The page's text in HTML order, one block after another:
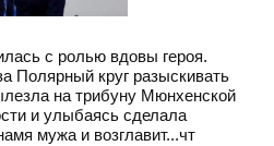
с ролью вдовы героя.
Полярный круг разыскивать
на трибуну Мюнхенской
и улыбаясь сделала
мужа и возглавит...чт